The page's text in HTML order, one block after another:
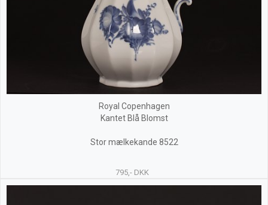
Royal Copenhagen
Kantet Blå Blomst
Stor mælkekande 8522
795,- DKK